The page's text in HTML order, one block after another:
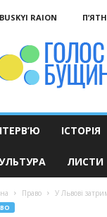
BUSKYI RAION
ІСТОРІЯ
ЛИСТИ
Право У Львові